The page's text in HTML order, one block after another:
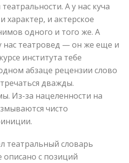
А у нас куча
характер, и актерское
одного и того же. А
нас театровед — он же еще и
института тебе
абзаце рецензии слово
дважды.
Из-за нацеленности на
чисто
театральный словарь
описано с позиций